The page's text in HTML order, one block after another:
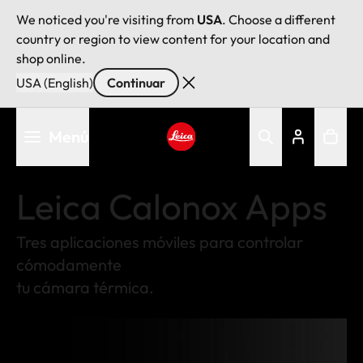
We noticed you're visiting from USA. Choose a different
country or region to view content for your location and
shop online.
USA (English)
Continuar
Leica Calonox Apps
Tres aplicaciones móviles para controlar
cómodamente
tu cámara térmica.